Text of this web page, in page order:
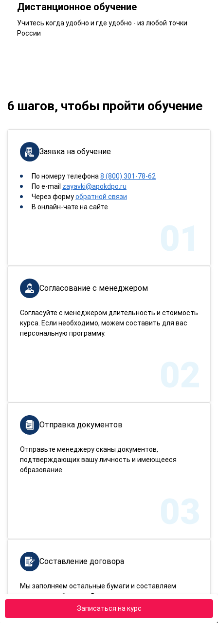
Записаться на курс
Дистанционное обучение
Учитесь когда удобно и где удобно - из любой точки
России
6 шагов, чтобы пройти обучение
Заявка на обучение
По номеру телефона 8 (800) 301-78-62
По e-mail zayavki@apokdpo.ru
Через формуобратной связи
В онлайн-чате на сайте
01
Согласование с менеджером
Согласуйте с менеджером длительность и стоимость
курса. Если необходимо, можем составить для вас
персональную программу.
02
Отправка документов
Отправьте менеджеру сканы документов,
подтверждающих вашу личность и имеющееся
образование.
03
Составление договора
Мы заполняем остальные бумаги и составляем
договор на обучение. Вам нужно только подписать
готовый договор и оплатить курс.